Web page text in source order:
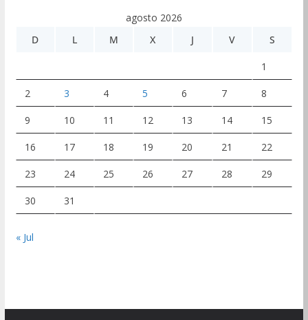
agosto 2026
D
L M X J V S
1
2 3 4 5 6 7 8
9 10 11 12 13 14 15
16 17 18 19 20 21 22
23 24 25 26 27 28 29
30 31
« Jul